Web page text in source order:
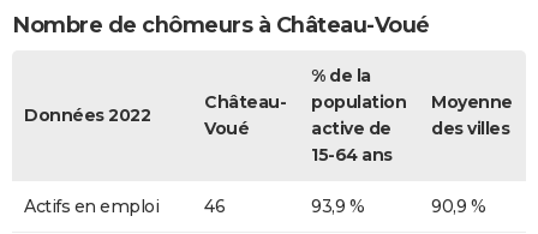
Nombre de chômeurs à Château-Voué
Données 2022
Château-
Voué
% de la
population
active de
15-64 ans
Moyenne
des villes
Actifs en emploi 46 93,9 % 90,9 %